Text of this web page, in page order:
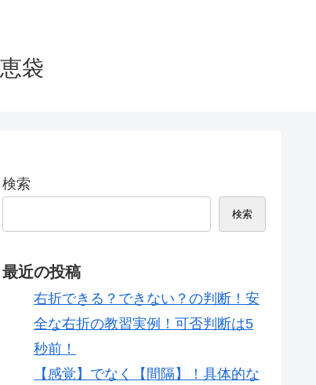
袋
検索
検索
最近の投稿
右折できる？できない？の判断！安
全な右折の教習実例！可否判断は5
秒前！
【感覚】でなく【間隔】！具体的な